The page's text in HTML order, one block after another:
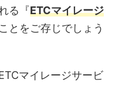
る『ETCマイレージ
とをご存じでしょう
マイレージサービ